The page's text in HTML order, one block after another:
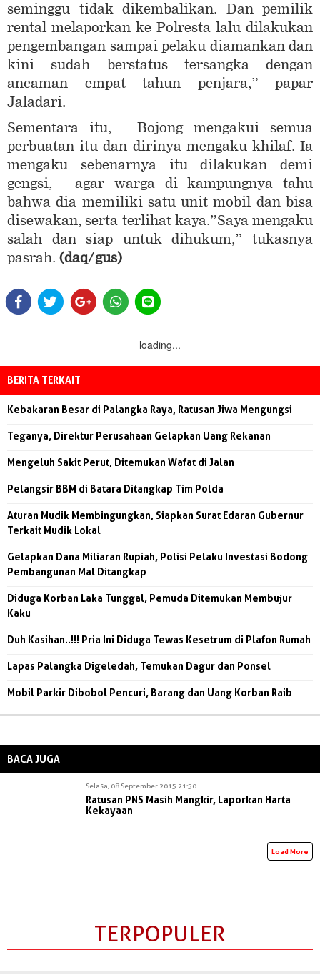
seminggu tidak dikembalikan. Dan pemilik
rental melaporkan ke Polresta lalu dilakukan
pengembangan sampai pelaku diamankan dan
kini sudah berstatus tersangka dengan
ancaman empat tahun penjara,” papar
Jaladari.
Sementara itu, Bojong mengakui semua
perbuatan itu dan dirinya mengaku khilaf. Ia
mengaku sebenarnya itu dilakukan demi
gengsi, agar warga di kampungnya tahu
bahwa dia memiliki satu unit mobil dan bisa
disewakan, serta terlihat kaya.”Saya mengaku
salah dan siap untuk dihukum,” tukasnya
pasrah. (daq/gus)
loading...
BERITA TERKAIT
Kebakaran Besar di Palangka Raya, Ratusan Jiwa Mengungsi
Teganya, Direktur Perusahaan Gelapkan Uang Rekanan
Mengeluh Sakit Perut, Ditemukan Wafat di Jalan
Pelangsir BBM di Batara Ditangkap Tim Polda
Aturan Mudik Membingungkan, Siapkan Surat Edaran Gubernur
Terkait Mudik Lokal
Gelapkan Dana Miliaran Rupiah, Polisi Pelaku Investasi Bodong
Pembangunan Mal Ditangkap
Diduga Korban Laka Tunggal, Pemuda Ditemukan Membujur
Kaku
Duh Kasihan..!!! Pria Ini Diduga Tewas Kesetrum di Plafon Rumah
Lapas Palangka Digeledah, Temukan Dagur dan Ponsel
Mobil Parkir Dibobol Pencuri, Barang dan Uang Korban Raib
BACA JUGA
Selasa, 08 September 2015 21:50
Ratusan PNS Masih Mangkir, Laporkan Harta
Kekayaan
Load More
TERPOPULER